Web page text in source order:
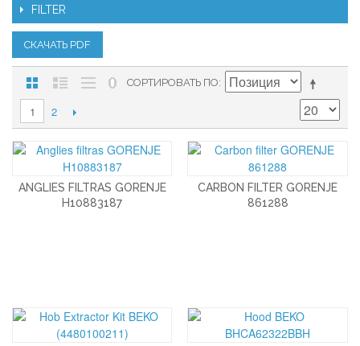
FILTER
СКАЧАТЬ PDF
СОРТИРОВАТЬ ПО
1 2
ANGLIES FILTRAS GORENJE
H10883187
CARBON FILTER GORENJE
861288